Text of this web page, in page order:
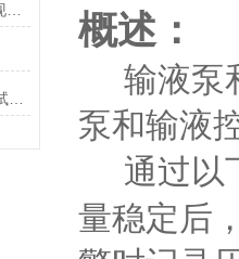
HT-F1138 李氏圆盘试验仪 工程师现场培训
HT-F911 火工品药剂静电火花感度试验仪 操作规程
概述：
输液泵
泵和输液
通过以
量稳定后